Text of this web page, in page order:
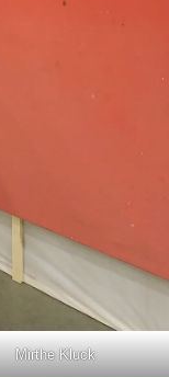
Mirthe Kluck